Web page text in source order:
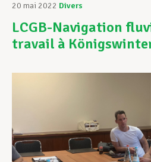
Vos droits
Développement
20 mai 2022 Divers
LCGB-Navigation
travail à